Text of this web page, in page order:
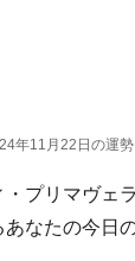
年11月22日の運勢
・プリマヴェ
なたの今日